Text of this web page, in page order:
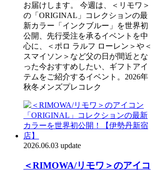
お届けします。 今週は、＜リモワ＞
の「ORIGINAL」コレクションの最
新カラー「インクブルー」を世界初
公開、先行受注を承るイベントを中
心に、＜ポロ ラルフ ローレン＞や＜
スマイソン＞など父の日が間近とな
った今おすすめしたい、ギフトアイ
テムをご紹介するイベント。2026年
秋冬メンズプレコレク
2026.06.03 update
＜RIMOWA/リモワ＞のアイコ